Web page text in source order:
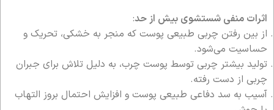
اثرات منفی شستشوی بیش از حد:
از بین رفتن چربی طبیعی پوست که منجر به خشکی، تحریک و
حساسیت می‌شود.
تولید بیشتر چربی توسط پوست چرب، به دلیل تلاش برای جبران
چربی از دست رفته.
آسیب به سد دفاعی طبیعی پوست و افزایش احتمال بروز التهاب